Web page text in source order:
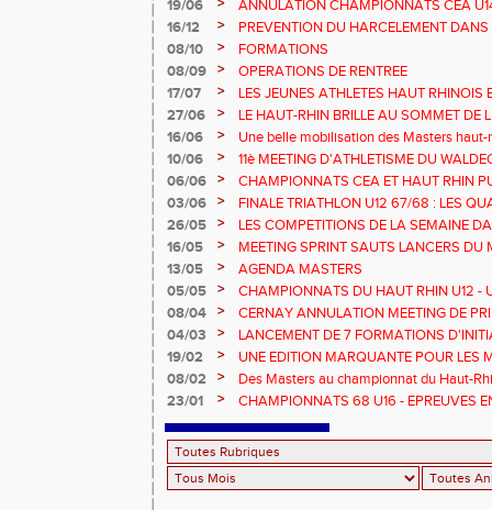
19/06
ANNULATION CHAMPIONNATS CEA
16/12
>
PREVENTION DU HARCELEMENT
08/10
>
FORMATIONS
08/09
>
OPERATIONS DE RENTREE
17/07
>
LES JEUNES ATHLETES HAUT RHINOIS
CHAMPIONNATS DE FRANCE AVENIR
27/06 >
LE HAUT-RHIN BRILLE AU SOMMET DE
!
16/06 >
Une belle mobilisation des Masters haut-
Championnats Grand Est 2025
10/06 >
11è MEETING D'ATHLETISME DU
06/06
>
CHAMPIONNATS CEA ET HAUT RHIN
03/06
>
FINALE TRIATHLON U12 67/68 : LES
26/05
>
LES COMPETITIONS DE LA SEMAINE
16/05
>
MEETING SPRINT SAUTS LANCERS DU
13/05
>
AGENDA MASTERS
05/05
>
CHAMPIONNATS DU HAUT RHIN U12 -
08/04
>
CERNAY ANNULATION MEETING DE
04/03
>
LANCEMENT DE 7 FORMATIONS
19/02
>
UNE EDITION MARQUANTE POUR LES
08/02
>
Des Masters au championnat du Haut-
23/01
>
CHAMPIONNATS 68 U16 - EPREUVES